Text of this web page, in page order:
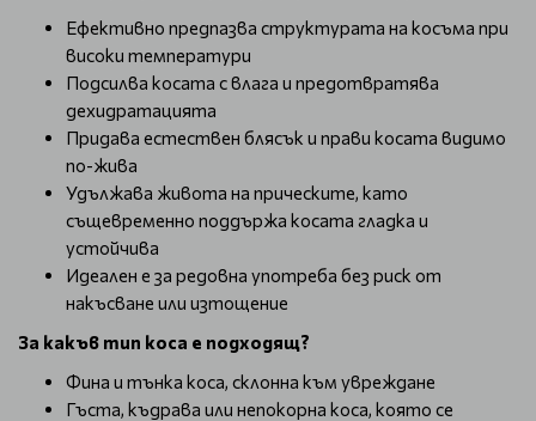
Ефективно предпазва структурата на косъма при
високи температури
Подсилва косата с влага и предотвратява
дехидратацията
Придава естествен блясък и прави косата видимо
по-жива
Удължава живота на прическите, като
същевременно поддържа косата гладка и
устойчива
Идеален е за редовна употреба без риск от
накъсване или изтощение
За какъв тип коса е подходящ?
Фина и тънка коса, склонна към увреждане
Гъста, къдрава или непокорна коса, която се